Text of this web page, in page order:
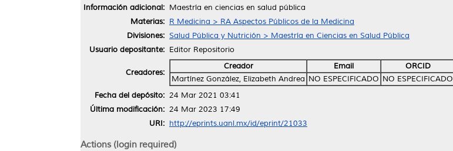
Información adicional: Maestría en ciencias en salud pública
Materias: R Medicina > RA Aspectos Públicos de la Medicina
Divisiones: Salud Pública y Nutrición > Maestría en Ciencias en Salud Pública
Usuario depositante: Editor Repositorio
Creadores:
Creador Email
ORCID
Martínez González, Elizabeth Andrea NO ESPECIFICADO NO ESPECIFICADO
Fecha del depósito: 24 Mar 2021 03:41
Última modificación: 24 Mar 2023 17:49
URI: http://eprints.uanl.mx/id/eprint/21033
Actions (login required)